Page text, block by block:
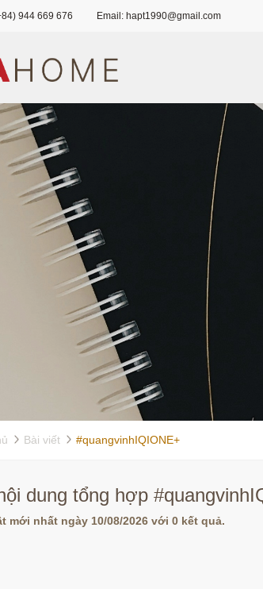
944 669 676 Email: hapt1990@gmail.com
Bài viết #quangvinhIQIONE+
dung tổng hợp
mới nhất ngày 10/08/2026 với 0 kết quả.